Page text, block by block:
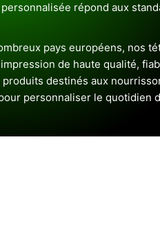
répond aux
pays européens, nos
de haute qualité,
destinés aux
personnaliser le quotidien